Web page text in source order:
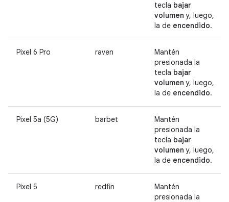
tecla bajar
volumen y, luego,
la de encendido.
Pixel 6 Pro raven
Mantén
presionada la
tecla bajar
volumen y, luego,
la de encendido.
Pixel 5a (5G) barbet
Mantén
presionada la
tecla bajar
volumen y, luego,
la de encendido.
Pixel 5 redfin
Mantén
presionada la